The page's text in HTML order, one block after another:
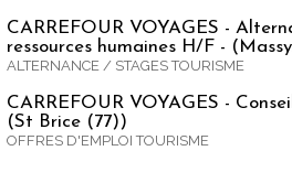
CARREFOUR VOYAGES -
ressources humaines H/F -
ALTERNANCE / STAGES TOURISME
CARREFOUR VOYAGES -
(St Brice (77))
OFFRES D'EMPLOI TOURISME